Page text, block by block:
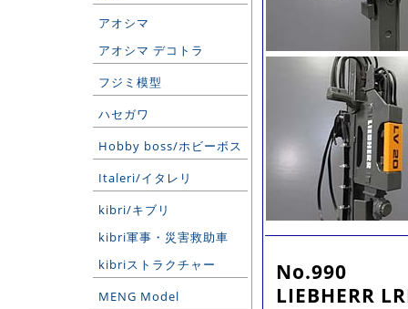
アオシマ
アオシマ デコトラ
フジミ模型
ハセガワ
Hobby boss/ホビーボス
Italeri/イタレリ
kibri/キブリ
kibri軍事・災害救助車
kibriストラクチャー
MENG Model
No.990
LIEBHERR